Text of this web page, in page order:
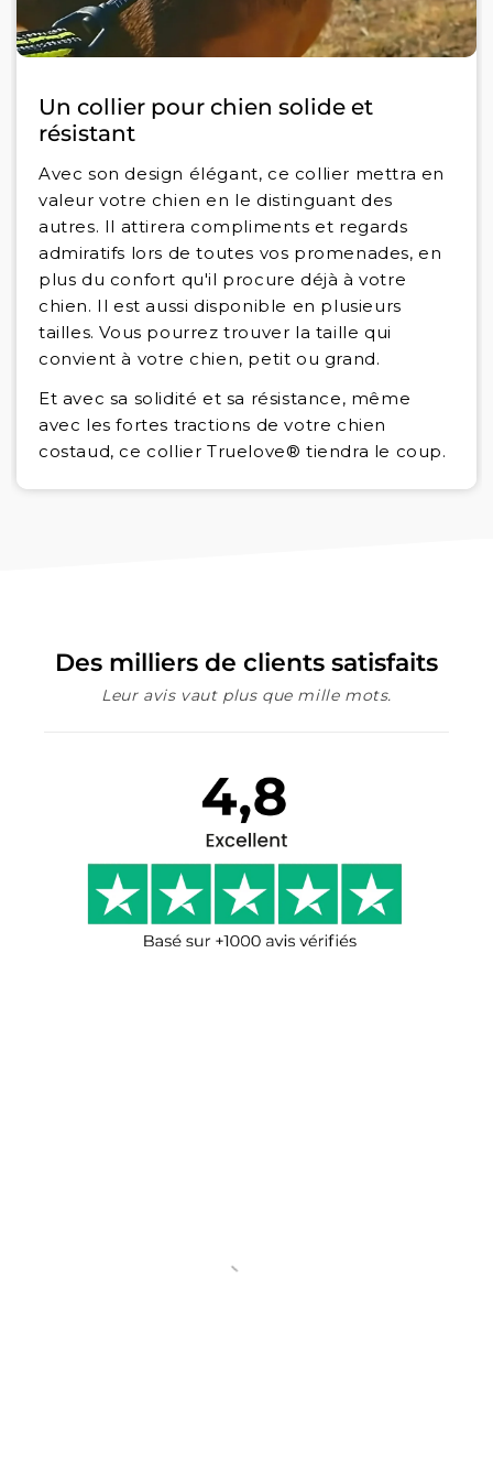
Un collier pour chien solide et
résistant
Avec son design élégant, ce collier mettra en
valeur votre chien en le distinguant des
autres. Il attirera compliments et regards
admiratifs lors de toutes vos promenades, en
plus du confort qu'il procure déjà à votre
chien. Il est aussi disponible en plusieurs
tailles. Vous pourrez trouver la taille qui
convient à votre chien, petit ou grand.
Et avec sa solidité et sa résistance, même
avec les fortes tractions de votre chien
costaud, ce collier Truelove® tiendra le coup.
Des milliers de clients satisfaits
Leur avis vaut plus que mille mots.